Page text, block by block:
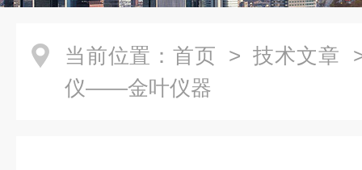
当前位置： 首页 > 技术文章
仪——金叶仪器